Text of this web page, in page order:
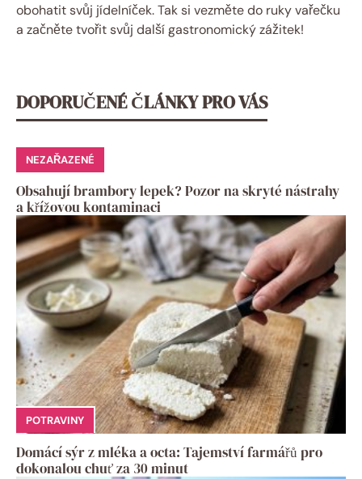
obohatit svůj jídelníček. Tak si vezměte do ruky vařečku
a začněte tvořit svůj další gastronomický zážitek!
DOPORUČENÉ ČLÁNKY PRO VÁS
NEZAŘAZENÉ
Obsahují brambory lepek? Pozor na skryté nástrahy
a křížovou kontaminaci
POTRAVINY
Domácí sýr z mléka a octa: Tajemství farmářů pro
dokonalou chuť za 30 minut